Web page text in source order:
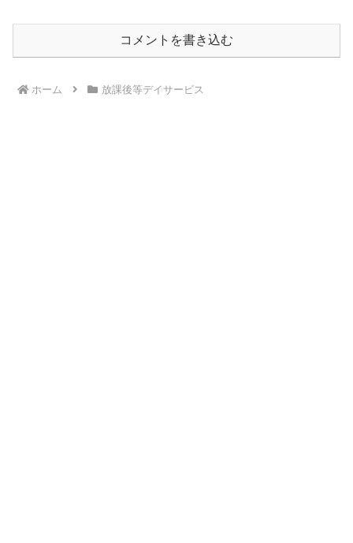
コメントを書き込む
ホーム 放課後等デイサービス